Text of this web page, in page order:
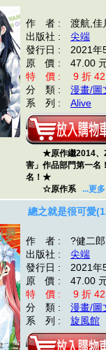
作 者 : 渡航,佳
出版社 : 尖端
發行日 : 2021年
原 價 : 47.00
特 價 : 9 折
分 類 : 漫畫/圖
系 列 : Alive
★原作繼2014、
害」作品部門第一名
名！★
☆原作系 ...更多
總之就是很可愛
作 者 : ?健二郎
出版社 : 尖端
發行日 : 2021年
原 價 : 47.00
特 價 : 9 折
分 類 : 漫畫/圖
系 列 : 旋風館